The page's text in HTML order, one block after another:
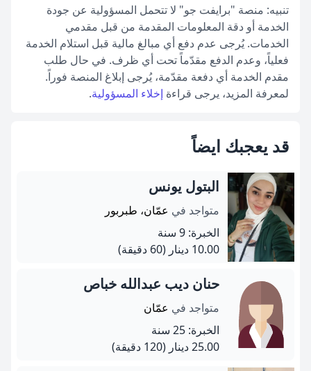
تنبيه: منصة "برايفت جو" لا تتحمل المسؤولية عن جودة
الخدمة أو دقة المعلومات المقدمة من قبل مقدمي
الخدمات. يُرجى عدم دفع أي مبالغ مالية قبل استلام الخدمة
فعلياً، وعدم الدفع مقدّماً تحت أي ظرف. في حال طلب
مقدم الخدمة أي دفعة مقدّمة، يُرجى إبلاغ المنصة فوراً.
لمعرفة المزيد، يرجى قراءة إخلاء المسؤولية.
قد يعجبك ايضاً
البتول يونس
متواجد في عمّان، طبربور
الخبرة: 9 سنة
10.00 دينار
(60 دقيقة)
حنان ديب عبدالله خباص
متواجد في عمّان
الخبرة: 25 سنة
25.00 دينار
(120 دقيقة)